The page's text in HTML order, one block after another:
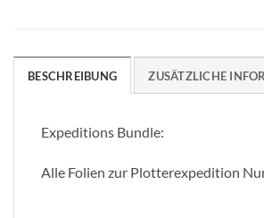
BESCHREIBUNG ZUSÄTZLICHE
Expeditions Bundle:
Alle Folien zur Plotterexpedition